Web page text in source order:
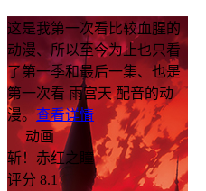
这是我第一次看比较血腥的
动漫、所以至今为止也只看
了第一季和最后一集、也是
第一次看 雨宫天 配音的动
漫。查看详情
动画
斩！赤红之瞳
评分 8.1